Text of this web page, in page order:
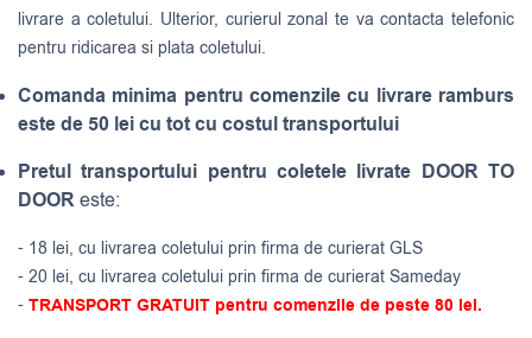
livrare a coletului. Ulterior, curierul zonal te va contacta telefonic
pentru ridicarea si plata coletului.
Comanda minima pentru comenzile cu livrare ramburs
este de 50 lei cu tot cu costul transportului
Pretul transportului pentru coletele livrate DOOR TO
DOOReste:
- 18 lei, cu livrarea coletului prin firma de curierat GLS
- 20 lei, cu livrarea coletului prin firma de curierat Sameday
- TRANSPORT GRATUIT pentru comenzile de peste 80 lei.